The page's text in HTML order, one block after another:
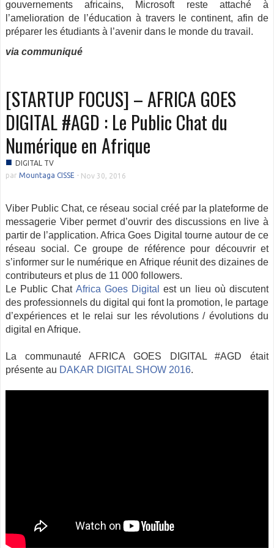
gouvernements africains, Microsoft reste attaché à
l’amelioration de l’éducation à travers le continent, afin de
préparer les étudiants à l’avenir dans le monde du travail.
via communiqué
[STARTUP FOCUS] – AFRICA GOES
DIGITAL #AGD : Le Public Chat du
Numérique en Afrique
■
DIGITAL TV
par Mountaga CISSE - Nov 30, 2016
Viber Public Chat, ce réseau social créé par la plateforme de
messagerie Viber permet d’ouvrir des discussions en live à
partir de l’application. Africa Goes Digital tourne autour de ce
réseau social. Ce groupe de référence pour découvrir et
s’informer sur le numérique en Afrique réunit des dizaines de
contributeurs et plus de 11 000 followers.
Le Public Chat Africa Goes Digital est un lieu où discutent
des professionnels du digital qui font la promotion, le partage
d’expériences et le relai sur les révolutions / évolutions du
digital en Afrique.
La communauté AFRICA GOES DIGITAL #AGD était
présente au DAKAR DIGITAL SHOW 2016.